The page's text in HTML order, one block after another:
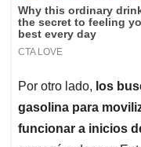
Por otro lado, los
gasolina para
funcionar a inicios